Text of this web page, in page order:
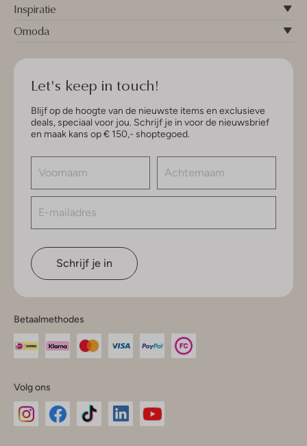
Inspiratie
Omoda
Let's keep in touch!
Blijf op de hoogte van de nieuwste items en exclusieve
deals, speciaal voor jou. Schrijf je in voor de nieuwsbrief
en maak kans op € 150,- shoptegoed.
Schrijf je in
Betaalmethodes
Volg ons